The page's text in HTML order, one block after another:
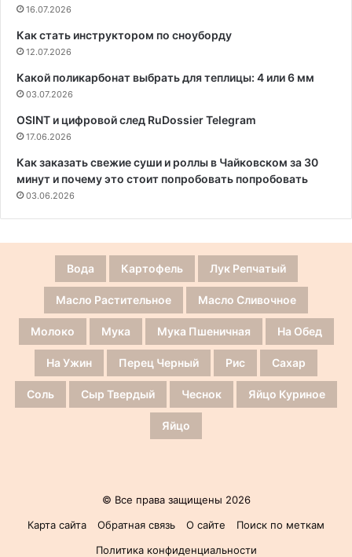
16.07.2026
Как стать инструктором по сноуборду
12.07.2026
Какой поликарбонат выбрать для теплицы: 4 или 6 мм
03.07.2026
OSINT и цифровой след RuDossier Telegram
17.06.2026
Как заказать свежие суши и роллы в Чайковском за 30
минут и почему это стоит попробовать попробовать
03.06.2026
Вода Картофель Лук Репчатый
Масло Растительное Масло Сливочное
Молоко Мука Мука Пшеничная На Обед
На Ужин Перец Черный Рис Сахар
Соль Сыр Твердый Чеснок Яйцо Куриное
Яйцо
© Все права защищены 2026
Карта сайта
Обратная связь О сайте
Поиск по меткам
Политика конфиденциальности